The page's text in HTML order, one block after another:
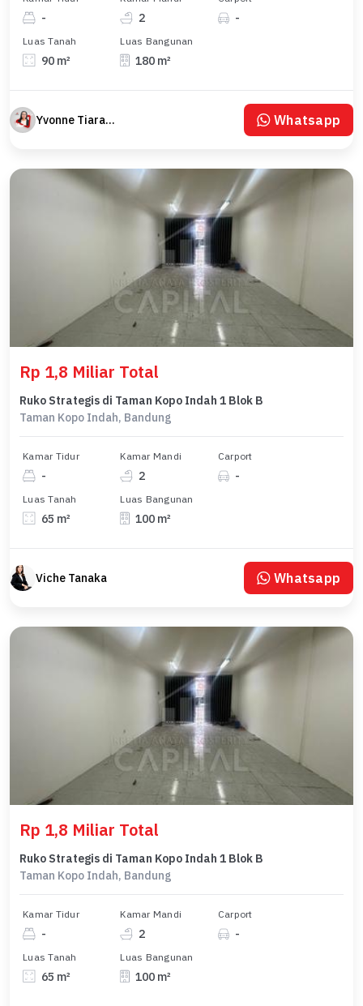
- 2 -
Luas Tanah
90 m²
Luas Bangunan
180 m²
Yvonne Tiara Dewi Whatsapp
Rp 1,8 Miliar Total
Ruko Strategis di Taman Kopo Indah 1 Blok B
Taman Kopo Indah, Bandung
Kamar Tidur
-
Kamar Mandi
2
Carport
-
Luas Tanah
65 m²
Luas Bangunan
100 m²
Viche Tanaka Whatsapp
Rp 1,8 Miliar Total
Ruko Strategis di Taman Kopo Indah 1 Blok B
Taman Kopo Indah, Bandung
Kamar Tidur
-
Kamar Mandi
2
Carport
-
Luas Tanah
65 m²
Luas Bangunan
100 m²